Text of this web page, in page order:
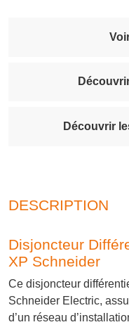
Découvrir
DESCRIPTION
Disjoncteur
XP Schneider
Ce disjoncteur
Schneider Electric,
d’un réseau